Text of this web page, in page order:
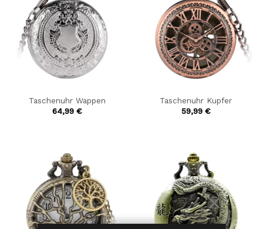
Taschenuhr Wappen
64,99 €
Taschenuhr Kupfer
59,99 €